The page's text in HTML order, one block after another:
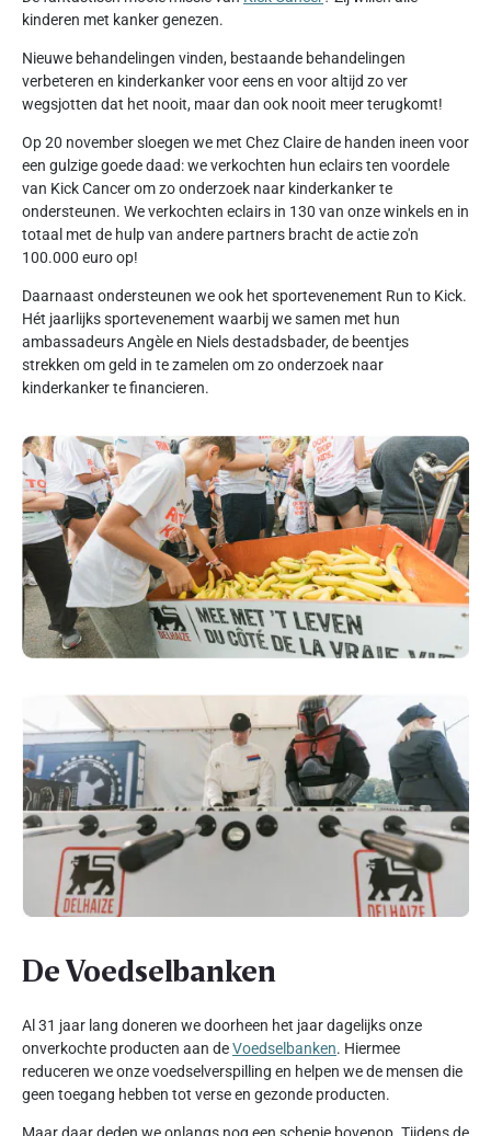
kinderen met kanker genezen.
Nieuwe behandelingen vinden, bestaande behandelingen
verbeteren en kinderkanker voor eens en voor altijd zo ver
wegsjotten dat het nooit, maar dan ook nooit meer terugkomt!
Op 20 november sloegen we met Chez Claire de handen ineen voor
een gulzige goede daad: we verkochten hun eclairs ten voordele
van Kick Cancer om zo onderzoek naar kinderkanker te
ondersteunen. We verkochten eclairs in 130 van onze winkels en in
totaal met de hulp van andere partners bracht de actie zo'n
100.000 euro op!
Daarnaast ondersteunen we ook het sportevenement Run to Kick.
Hét jaarlijks sportevenement waarbij we samen met hun
ambassadeurs Angèle en Niels destadsbader, de beentjes
strekken om geld in te zamelen om zo onderzoek naar
kinderkanker te financieren.
De Voedselbanken
Al 31 jaar lang doneren we doorheen het jaar dagelijks onze
onverkochte producten aan deVoedselbanken. Hiermee
reduceren we onze voedselverspilling en helpen we de mensen die
geen toegang hebben tot verse en gezonde producten.